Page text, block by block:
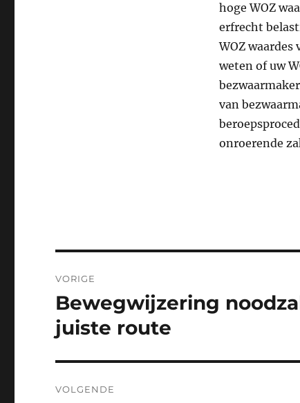
hoge WOZ
erfrecht
WOZ
weten of uw
van
onroerende
navigatie
VORIGE
Vorig
bericht:
Bewegwijzering
juiste route
VOLGENDE